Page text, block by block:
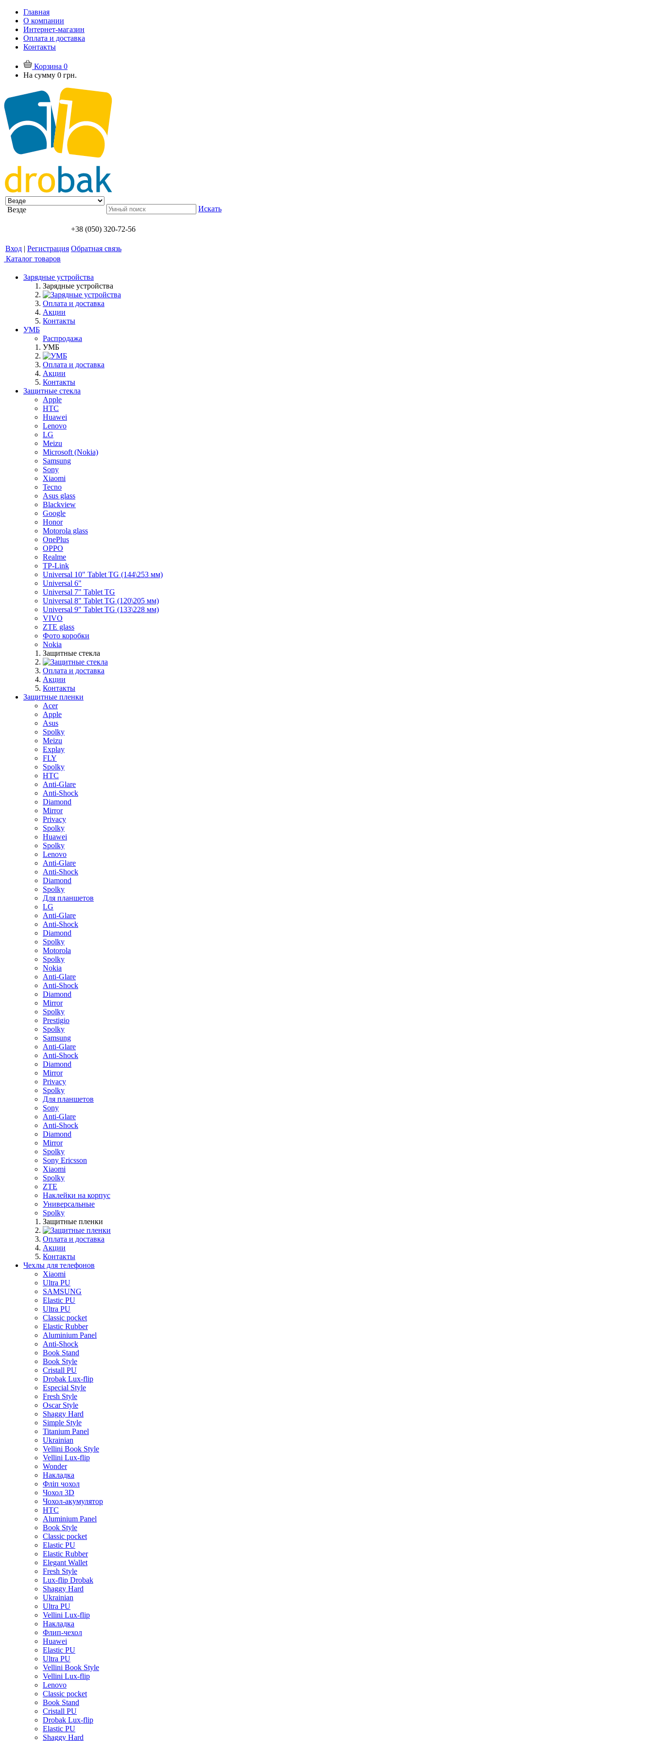
Главная
О компании
Интернет-магазин
Оплата и доставка
Контакты
Корзина 0
На сумму 0 грн.
Везде Искать
+38 (050) 320-72-56
Вход | Регистрация Обратная связь
Каталог товаров
Зарядные устройства
Зарядные устройства
Оплата и доставка
Акции
Контакты
УМБ
Распродажа
УМБ
Оплата и доставка
Акции
Контакты
Защитные стекла
Apple
HTC
Huawei
Lenovo
LG
Meizu
Microsoft (Nokia)
Samsung
Sony
Xiaomi
Tecno
Asus glass
Blackview
Google
Honor
Motorola glass
OnePlus
OPPO
Realme
TP-Link
Universal 10" Tablet TG (144\253 мм)
Universal 6"
Universal 7" Tablet TG
Universal 8" Tablet TG (120\205 мм)
Universal 9" Tablet TG (133\228 мм)
VIVO
ZTE glass
Фото коробки
Nokia
Защитные стекла
Оплата и доставка
Акции
Контакты
Защитные пленки
Acer
Apple
Asus
Spolky
Meizu
Explay
FLY
Spolky
HTC
Anti-Glare
Anti-Shock
Diamond
Mirror
Privacy
Spolky
Huawei
Spolky
Lenovo
Anti-Glare
Anti-Shock
Diamond
Spolky
Для планшетов
LG
Anti-Glare
Anti-Shock
Diamond
Spolky
Motorola
Spolky
Nokia
Anti-Glare
Anti-Shock
Diamond
Mirror
Spolky
Prestigio
Spolky
Samsung
Anti-Glare
Anti-Shock
Diamond
Mirror
Privacy
Spolky
Для планшетов
Sony
Anti-Glare
Anti-Shock
Diamond
Mirror
Spolky
Sony Ericsson
Xiaomi
Spolky
ZTE
Наклейки на корпус
Универсальные
Spolky
Защитные пленки
Оплата и доставка
Акции
Контакты
Чехлы для телефонов
Xiaomi
Ultra PU
SAMSUNG
Elastic PU
Ultra PU
Classic pocket
Elastic Rubber
Aluminium Panel
Anti-Shock
Book Stand
Book Style
Cristall PU
Drobak Lux-flip
Especial Style
Fresh Style
Oscar Style
Shaggy Hard
Simple Style
Titanium Panel
Ukrainian
Vellini Book Style
Vellini Lux-flip
Wonder
Накладка
Фліп чохол
Чохол 3D
Чохол-акумулятор
HTC
Aluminium Panel
Book Style
Classic pocket
Elastic PU
Elastic Rubber
Elegant Wallet
Fresh Style
Lux-flip Drobak
Shaggy Hard
Ukrainian
Ultra PU
Vellini Lux-flip
Накладка
Флип-чехол
Huawei
Elastic PU
Ultra PU
Vellini Book Style
Vellini Lux-flip
Lenovo
Classic pocket
Book Stand
Cristall PU
Drobak Lux-flip
Elastic PU
Shaggy Hard